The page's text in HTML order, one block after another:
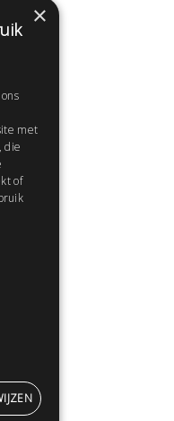
×
met
die
of